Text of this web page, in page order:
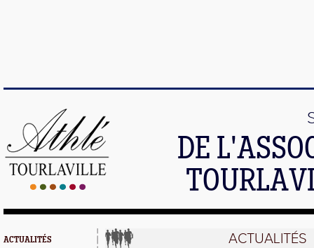
DE
ACTUALITÉS ACTUALITÉS